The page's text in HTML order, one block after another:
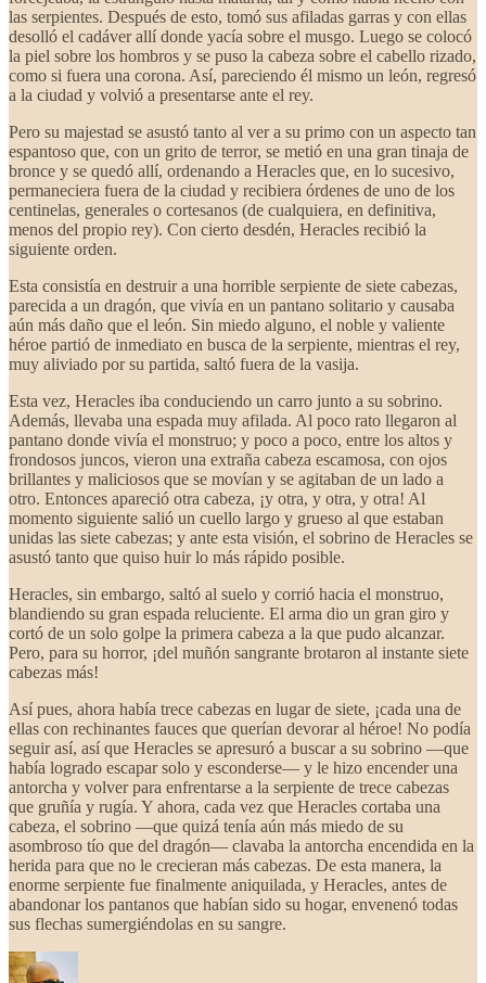
las serpientes. Después de esto, tomó sus afiladas garras y con ellas
desolló el cadáver allí donde yacía sobre el musgo. Luego se colocó
la piel sobre los hombros y se puso la cabeza sobre el cabello rizado,
como si fuera una corona. Así, pareciendo él mismo un león, regresó
a la ciudad y volvió a presentarse ante el rey.
Pero su majestad se asustó tanto al ver a su primo con un aspecto tan
espantoso que, con un grito de terror, se metió en una gran tinaja de
bronce y se quedó allí, ordenando a Heracles que, en lo sucesivo,
permaneciera fuera de la ciudad y recibiera órdenes de uno de los
centinelas, generales o cortesanos (de cualquiera, en definitiva,
menos del propio rey). Con cierto desdén, Heracles recibió la
siguiente orden.
Esta consistía en destruir a una horrible serpiente de siete cabezas,
parecida a un dragón, que vivía en un pantano solitario y causaba
aún más daño que el león. Sin miedo alguno, el noble y valiente
héroe partió de inmediato en busca de la serpiente, mientras el rey,
muy aliviado por su partida, saltó fuera de la vasija.
Esta vez, Heracles iba conduciendo un carro junto a su sobrino.
Además, llevaba una espada muy afilada. Al poco rato llegaron al
pantano donde vivía el monstruo; y poco a poco, entre los altos y
frondosos juncos, vieron una extraña cabeza escamosa, con ojos
brillantes y maliciosos que se movían y se agitaban de un lado a
otro. Entonces apareció otra cabeza, ¡y otra, y otra, y otra! Al
momento siguiente salió un cuello largo y grueso al que estaban
unidas las siete cabezas; y ante esta visión, el sobrino de Heracles se
asustó tanto que quiso huir lo más rápido posible.
Heracles, sin embargo, saltó al suelo y corrió hacia el monstruo,
blandiendo su gran espada reluciente. El arma dio un gran giro y
cortó de un solo golpe la primera cabeza a la que pudo alcanzar.
Pero, para su horror, ¡del muñón sangrante brotaron al instante siete
cabezas más!
Así pues, ahora había trece cabezas en lugar de siete, ¡cada una de
ellas con rechinantes fauces que querían devorar al héroe! No podía
seguir así, así que Heracles se apresuró a buscar a su sobrino —que
había logrado escapar solo y esconderse— y le hizo encender una
antorcha y volver para enfrentarse a la serpiente de trece cabezas
que gruñía y rugía. Y ahora, cada vez que Heracles cortaba una
cabeza, el sobrino —que quizá tenía aún más miedo de su
asombroso tío que del dragón— clavaba la antorcha encendida en la
herida para que no le crecieran más cabezas. De esta manera, la
enorme serpiente fue finalmente aniquilada, y Heracles, antes de
abandonar los pantanos que habían sido su hogar, envenenó todas
sus flechas sumergiéndolas en su sangre.